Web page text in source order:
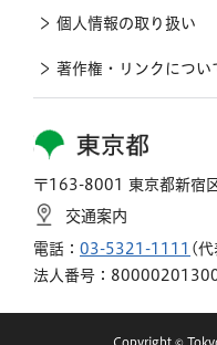
東京都
〒163-8001 東京都新宿
交通案内
電話： 03-5321-1111 (代
法人番号：
個人情報の取り扱い
著作権・リンクについ
Copyright ©